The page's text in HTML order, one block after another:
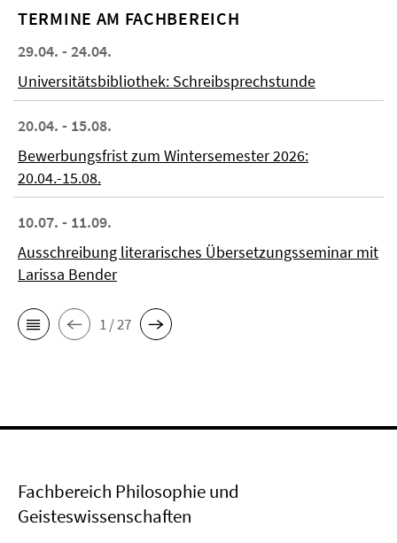
TERMINE AM FACHBEREICH
29.04. - 24.04.
Universitätsbibliothek: Schreibsprechstunde
20.04. - 15.08.
Bewerbungsfrist zum Wintersemester 2026:
20.04.-15.08.
10.07. - 11.09.
Ausschreibung literarisches Übersetzungsseminar mit
Larissa Bender
1 / 27
Fachbereich Philosophie und
Geisteswissenschaften